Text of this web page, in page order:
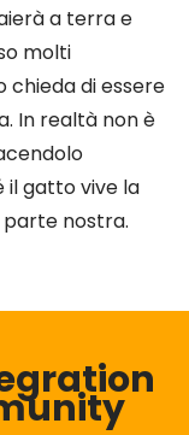
a terra e
molti
di essere
In realtà non è
il gatto vive la
parte nostra.